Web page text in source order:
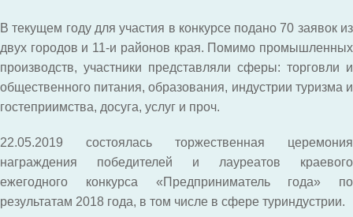
В текущем году для участия в конкурсе подано 70 заявок из
двух городов и 11-и районов края. Помимо промышленных
производств, участники представляли сферы: торговли и
общественного питания, образования, индустрии туризма и
гостеприимства, досуга, услуг и проч.
22.05.2019 состоялась торжественная церемония
награждения победителей и лауреатов краевого
ежегодного конкурса «Предприниматель года» по
результатам 2018 года, в том числе в сфере туриндустрии.